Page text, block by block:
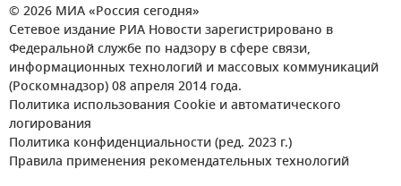
© 2026 МИА «Россия сегодня»
Сетевое издание РИА Новости зарегистрировано в
Федеральной службе по надзору в сфере связи,
информационных технологий и массовых коммуникаций
(Роскомнадзор) 08 апреля 2014 года.
Политика использования Cookie и автоматического
логирования
Политика конфиденциальности (ред. 2023 г.)
Правила применения рекомендательных технологий